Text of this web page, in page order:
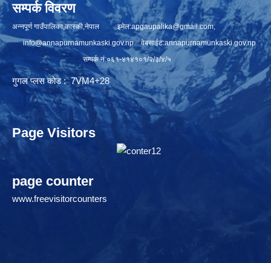
सम्पर्क विवरण
अन्नपूर्ण गाउँपालिका,कास्की,नेपाल इमेल:apgaupalika@gmail.com,
info@annapurnamunkaski.gov.npवेबसाईट:annapurnamunkaski.gov.np
सम्पर्क नं:०६१-४१४१०१/२/३/४/५
गुगल प्लस कोड : 7VM4+28
Page Visitors
page counter
www.freevisitorcounters